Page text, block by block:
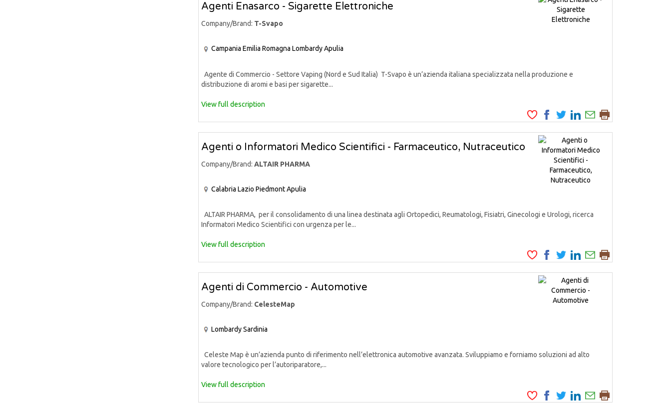
Agenti Enasarco - Sigarette Elettroniche
Company/Brand: T-Svapo
Campania Emilia Romagna LombardyApulia
Agente di Commercio - Settore Vaping (Nord e Sud Italia) T-Svapo è un’azienda italiana specializzata nella produzione e
distribuzione di aromi e basi per sigarette...
View full description
Agenti o Informatori Medico Scientifici - Farmaceutico, Nutraceutico
Company/Brand: ALTAIR PHARMA
Calabria Lazio PiedmontApulia
ALTAIR PHARMA, per il consolidamento di una linea destinata agli Ortopedici, Reumatologi, Fisiatri, Ginecologi e Urologi, ricerca
Informatori Medico Scientifici con urgenza per le...
View full description
Agenti di Commercio - Automotive
Company/Brand: CelesteMap
LombardySardinia
Celeste Map è un’azienda punto di riferimento nell’elettronica automotive avanzata. Sviluppiamo e forniamo soluzioni ad alto
valore tecnologico per l’autoriparatore,...
View full description